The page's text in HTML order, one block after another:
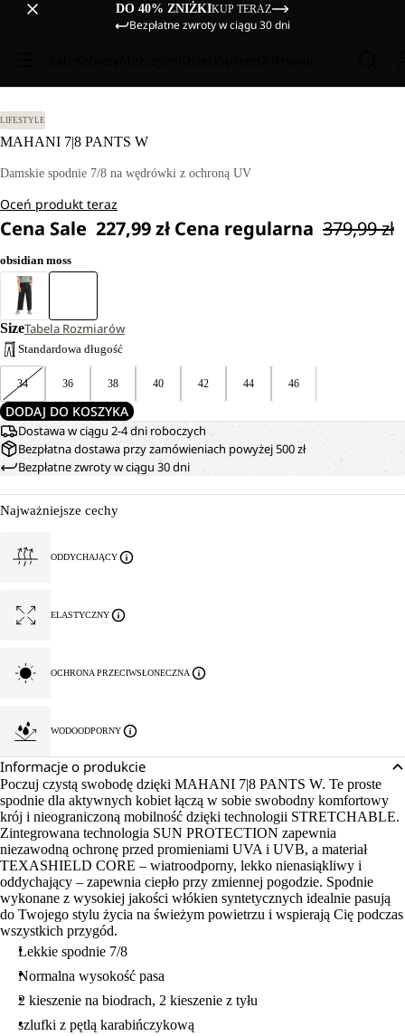
DO 40% ZNIŻKIKUP TERAZ
Bezpłatne zwroty w ciągu 30 dni
LIFESTYLE
MAHANI 7|8 PANTS W
Damskie spodnie 7/8 na wędrówki z ochroną UV
Oceń produkt teraz
Cena Sale 227,99 zł Cena regularna 379,99 zł
obsidian moss
SizeTabela Rozmiarów
Standardowa długość
34 36 38 40 42 44 46
DODAJ DO KOSZYKA
Dostawa w ciągu 2-4 dni roboczych
Bezpłatna dostawa przy zamówieniach powyżej 500 zł
Bezpłatne zwroty w ciągu 30 dni
Najważniejsze cechy
ODDYCHAJĄCY
ELASTYCZNY
OCHRONA PRZECIWSŁONECZNA
WODOODPORNY
Informacje o produkcie
Poczuj czystą swobodę dzięki MAHANI 7|8 PANTS W. Te proste
spodnie dla aktywnych kobiet łączą w sobie swobodny komfortowy
krój i nieograniczoną mobilność dzięki technologii STRETCHABLE.
Zintegrowana technologia SUN PROTECTION zapewnia
niezawodną ochronę przed promieniami UVA i UVB, a materiał
TEXASHIELD CORE – wiatroodporny, lekko nienasiąkliwy i
oddychający – zapewnia ciepło przy zmiennej pogodzie. Spodnie
wykonane z wysokiej jakości włókien syntetycznych idealnie pasują
do Twojego stylu życia na świeżym powietrzu i wspierają Cię podczas
wszystkich przygód.
Lekkie spodnie 7/8
Normalna wysokość pasa
2 kieszenie na biodrach, 2 kieszenie z tyłu
szlufki z pętlą karabińczykową